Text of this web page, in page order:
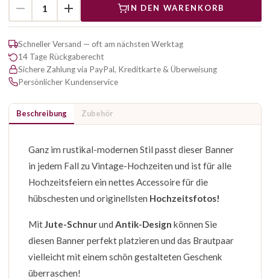
IN DEN WARENKORB
Schneller Versand — oft am nächsten Werktag
14 Tage Rückgaberecht
Sichere Zahlung via PayPal, Kreditkarte & Überweisung
Persönlicher Kundenservice
Beschreibung Zubehör
Ganz im rustikal-modernen Stil passt dieser Banner
in jedem Fall zu Vintage-Hochzeiten und ist für alle
Hochzeitsfeiern ein nettes Accessoire für die
hübschesten und originellsten Hochzeitsfotos!
Mit Jute-Schnurund Antik-Design können Sie
diesen Banner perfekt platzieren und das Brautpaar
vielleicht mit einem schön gestalteten Geschenk
überraschen!